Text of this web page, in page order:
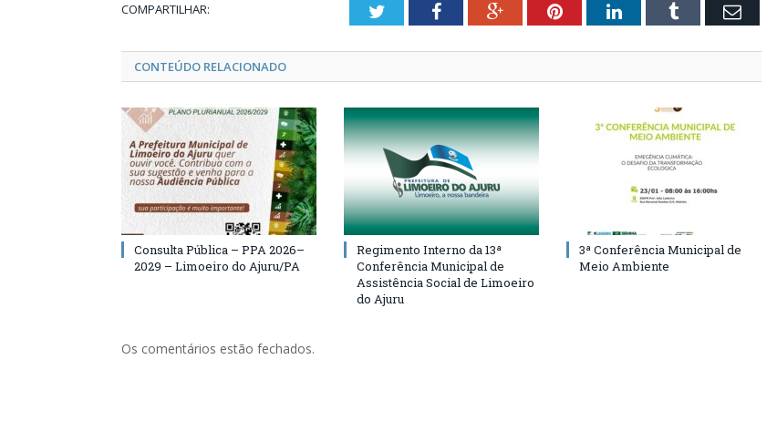
COMPARTILHAR: TwitterFacebookGoogle+PinterestLinkedInTumblr Email
CONTEÚDO RELACIONADO
Consulta Pública – PPA 2026–
2029 – Limoeiro do Ajuru/PA
Regimento Interno da 13ª
Conferência Municipal de
Assistência Social de Limoeiro
do Ajuru
3ª Conferência Municipal de
Meio Ambiente
Os comentários estão fechados.